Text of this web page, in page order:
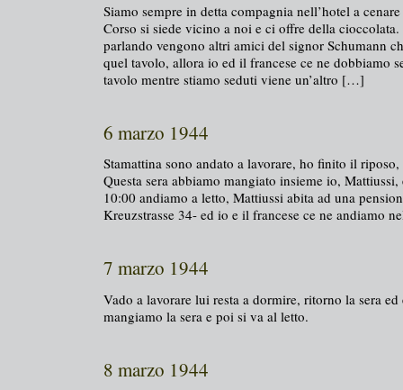
Siamo sempre in detta compagnia nell’hotel a
Corso si siede vicino a noi e ci offre della
parlando vengono altri amici del signor Schumann
quel tavolo, allora io ed il francese ce ne dobbiamo
tavolo mentre stiamo seduti viene un’altro […]
6 marzo 1944
Stamattina sono andato a lavorare, ho finito il
Questa sera abbiamo mangiato insieme io,
10:00 andiamo a letto, Mattiussi abita ad una
Kreuzstrasse 34- ed io e il francese ce ne andiamo
7 marzo 1944
Vado a lavorare lui resta a dormire, ritorno la sera ed
mangiamo la sera e poi si va al letto.
8 marzo 1944